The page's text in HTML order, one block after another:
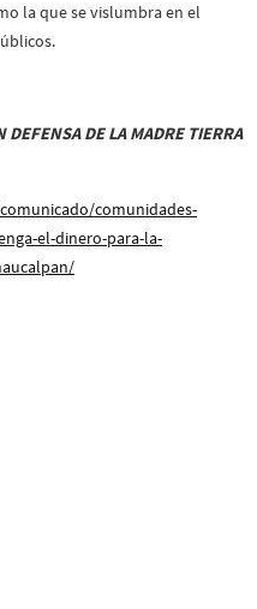
la que se vislumbra en el
DE LA MADRE TIERRA
comunidades-
el-dinero-para-la-